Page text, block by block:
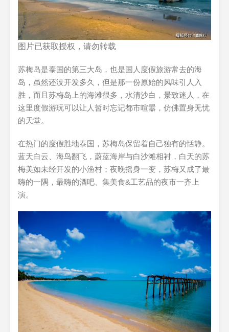
图片已获取授权，请勿转载
苏梅岛是泰国的第三大岛，也是国人度假旅游常去的海
岛，虽然还没开发多久，但是那一份原始的风味引人入
胜，而且苏梅岛上的海滩很多，水清沙白，景致迷人，在
这里度假游玩可以让人暂时忘记都市喧嚣，仿佛置身无忧
的天堂。
在热门的度假胜地泰国，苏梅岛保留着自己独有的恬静。
蓝天白云、海鸟翻飞，蔚蓝海岸与白沙滩相衬，白天的苏
梅美如未经开发的小渔村；夜晚摇身一变，苏梅又成了最
嗨的一隅，最嗨的酒吧、集美食&工艺品的夜市一齐上
演。